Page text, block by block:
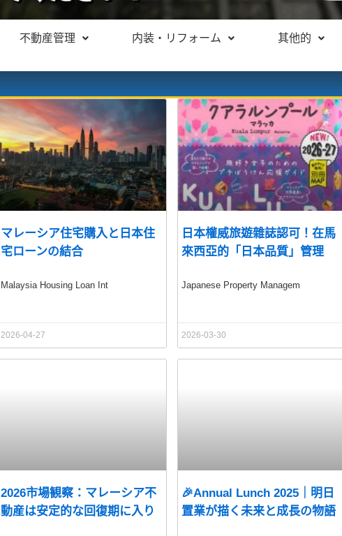
不動産管理 内装・リフォーム 其他的
マレーシア住宅購入と日本住
宅ローンの結合
Malaysia Housing Loan Int
2026-04-27
日本權威旅遊雜誌認可！在馬
來西亞的「日本品質」管理
Japanese Property Managem
2026-03-30
2026市場観察：マレーシア不
動産は安定的な回復期に入り
🎉Annual Lunch 2025｜明日
置業が描く未来と成長の物語